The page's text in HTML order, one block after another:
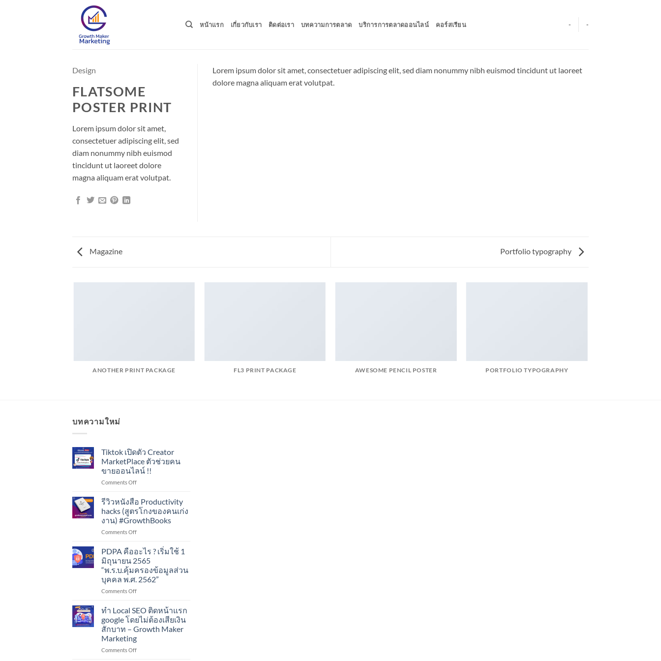
หน้าแรก เกี่ยวกับเรา ติดต่อเรา บทความการตลาด บริการการตลาดออนไลน์ คอร์สเรียน - -
Design
FLATSOME
POSTER PRINT
Lorem ipsum dolor sit amet,
consectetuer adipiscing elit, sed
diam nonummy nibh euismod
tincidunt ut laoreet dolore
magna aliquam erat volutpat.
Lorem ipsum dolor sit amet, consectetuer adipiscing elit, sed diam nonummy nibh euismod tincidunt ut laoreet
dolore magna aliquam erat volutpat.
Magazine Portfolio typography
ANOTHER PRINT PACKAGE FL3 PRINT PACKAGE AWESOME PENCIL POSTER PORTFOLIO TYPOGRAPHY
บทความใหม่
Tiktok เปิดตัว Creator
MarketPlace ตัวช่วยคน
ขายออนไลน์ !!
Comments Offon
เปิด
ตัว
Creator
MarketPlace
ตัว
คน
ขาย
ออนไลน์
!!
รีวิวหนังสือ Productivity
hacks (สูตรโกงของคนเก่ง
งาน) #GrowthBooks
Comments Offon
หนังสือ
Productivity
hacks
(สูตร
โกง
ของ
เก่ง
งาน)
#GrowthBooks
PDPA คืออะไร ? เริ่มใช้ 1
มิถุนายน 2565
“พ.ร.บ.คุ้มครองข้อมูลส่วน
บุคคล พ.ศ. 2562”
Comments Offon
คือ
อะไร
?
เริ่ม
ใช้
1
ทำ Local SEO ติดหน้าแรก
google โดยไม่ต้องเสียเงิน
สักบาท – Growth Maker
Marketing
Comments Offon